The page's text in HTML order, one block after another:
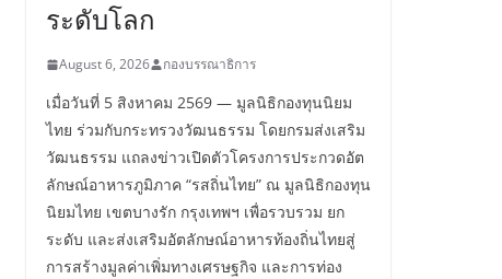
ระดับโลก
August 6, 2026 กองบรรณาธิการ
เมื่อวันที่ 5 สิงหาคม 2569 — มูลนิธิกองทุนนิยม
ไทย ร่วมกับกระทรวงวัฒนธรรม โดยกรมส่งเสริม
วัฒนธรรม แถลงข่าวเปิดตัวโครงการประกวดอัต
ลักษณ์อาหารภูมิภาค “รสถิ่นไทย” ณ มูลนิธิกองทุน
นิยมไทย เขตบางรัก กรุงเทพฯ เพื่อรวบรวม ยก
ระดับ และส่งเสริมอัตลักษณ์อาหารท้องถิ่นไทยสู่
การสร้างมูลค่าเพิ่มทางเศรษฐกิจ และการท่อง